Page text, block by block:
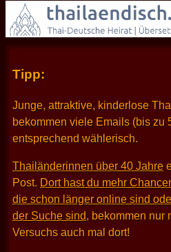
Tipp:
Junge, attraktive, kinderlose
bekommen viele Emails (bis zu
entsprechend wählerisch.
Thailänderinnen über 40 Jahre
Post. Dort hast du mehr
die schon länger online sind
der Suche sind, bekommen nur
Versuchs auch mal dort!